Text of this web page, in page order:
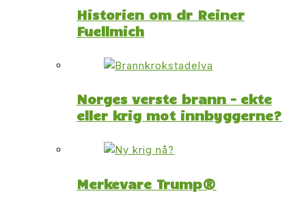
Historien om dr Reiner
Fuellmich
Norges verste brann – ekte
eller krig mot innbyggerne?
Merkevare Trump®